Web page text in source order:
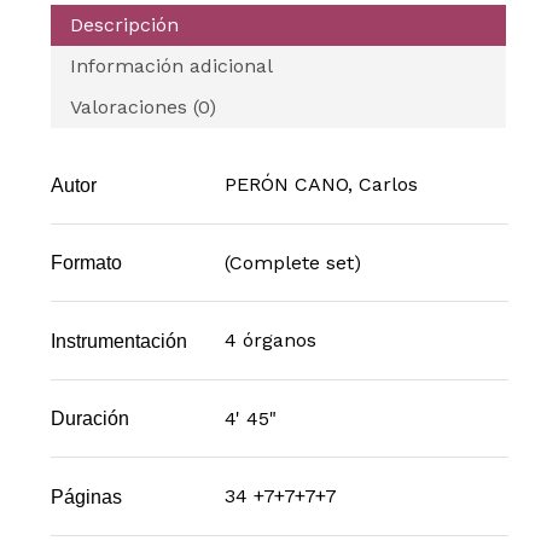
Descripción
Información adicional
Valoraciones (0)
Autor PERÓN CANO, Carlos
Formato (Complete set)
Instrumentación 4 órganos
Duración 4' 45"
Páginas 34 +7+7+7+7